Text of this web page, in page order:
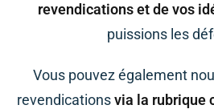
revendications et de vos
puissions les
Vous pouvez également
revendicationsvia la rubrique